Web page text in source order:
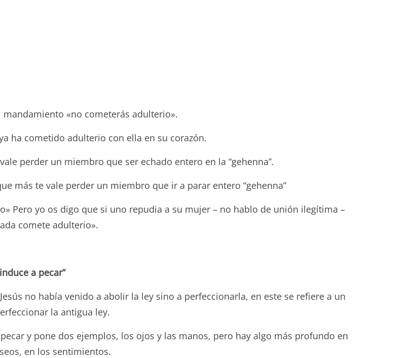
«no cometerás adulterio».
ha cometido adulterio con ella en su corazón.
perder un miembro que ser echado entero en la “gehenna”.
más te vale perder un miembro que ir a parar entero “gehenna”
Pero yo os digo que si uno repudia a su mujer – no hablo de unión ilegítima –
comete adulterio».
a pecar”
no había venido a abolir la ley sino a perfeccionarla, en este se refiere a un
la antigua ley.
y pone dos ejemplos, los ojos y las manos, pero hay algo más profundo en
en los sentimientos.